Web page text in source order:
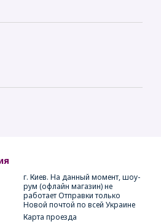
г. Киев. На данный момент, шоу-
рум (офлайн магазин) не
работает Отправки только
Новой почтой по всей Украине
Карта проезда